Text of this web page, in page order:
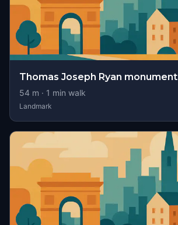
Thomas Joseph Ryan monument
54 m · 1 min walk
Landmark